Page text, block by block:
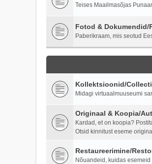
Teises Maailmasõjas
Fotod & Dokumendid/
Paberikraam, mis seotud
Kollektsioonid/
Midagi virtuaalmuuseumi
Originaal & Koopia/
Kardad, et on koopia?
Otsid kinnitust eseme
Restaureerimine/
Nõuandeid, kuidas